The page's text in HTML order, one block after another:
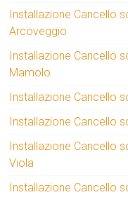
Installazione Cancello
Arcoveggio
Installazione Cancello
Mamolo
Installazione Cancello
Installazione Cancello
Installazione Cancello
Viola
Installazione Cancello